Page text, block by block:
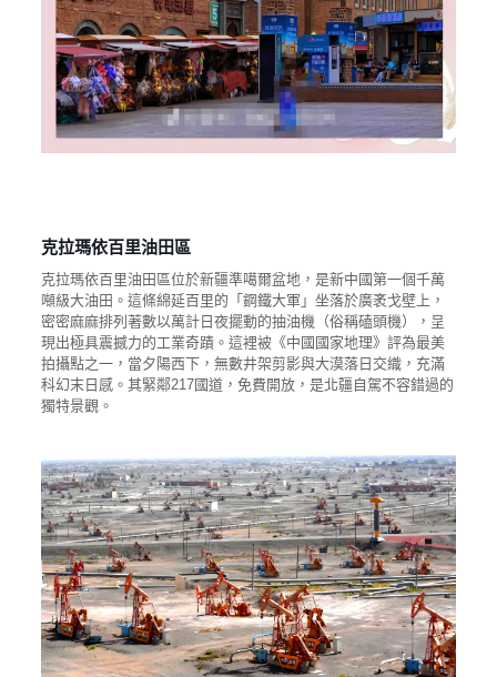
克拉瑪依百里油田區
克拉瑪依百里油田區位於新疆準噶爾盆地，是新中國第一個千萬
噸級大油田。這條綿延百里的「鋼鐵大軍」坐落於廣袤戈壁上，
密密麻麻排列著數以萬計日夜擺動的抽油機（俗稱磕頭機），呈
現出極具震撼力的工業奇蹟。這裡被《中國國家地理》評為最美
拍攝點之一，當夕陽西下，無數井架剪影與大漠落日交織，充滿
科幻末日感。其緊鄰217國道，免費開放，是北疆自駕不容錯過的
獨特景觀。